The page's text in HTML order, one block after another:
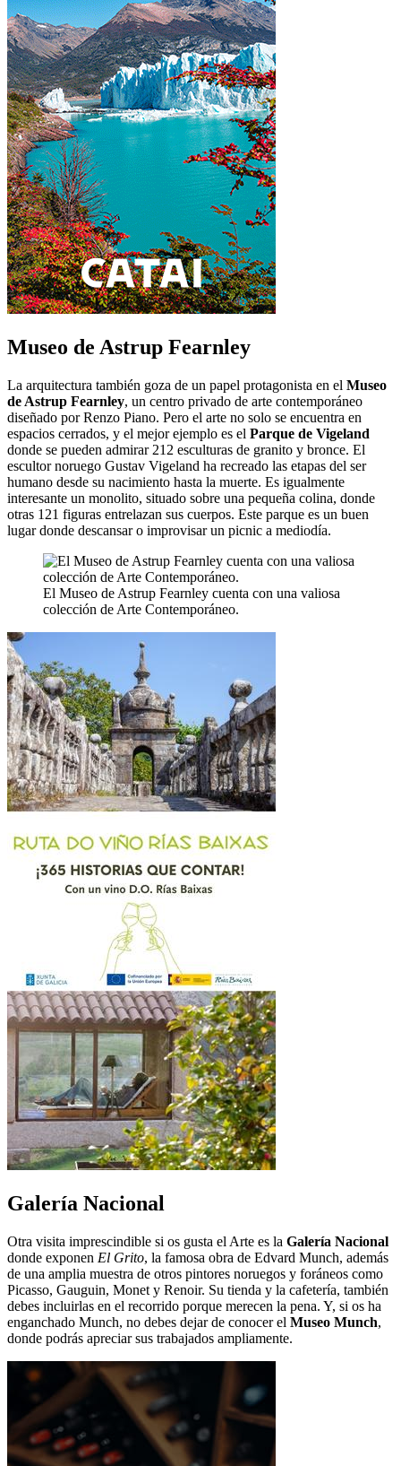
Museo de Astrup Fearnley
La arquitectura también goza de un papel protagonista en el Museo
de Astrup Fearnley, un centro privado de arte contemporáneo
diseñado por Renzo Piano. Pero el arte no solo se encuentra en
espacios cerrados, y el mejor ejemplo es el Parque de Vigeland
donde se pueden admirar 212 esculturas de granito y bronce. El
escultor noruego Gustav Vigeland ha recreado las etapas del ser
humano desde su nacimiento hasta la muerte. Es igualmente
interesante un monolito, situado sobre una pequeña colina, donde
otras 121 figuras entrelazan sus cuerpos. Este parque es un buen
lugar donde descansar o improvisar un picnic a mediodía.
El Museo de Astrup Fearnley cuenta con una valiosa
colección de Arte Contemporáneo.
Galería Nacional
Otra visita imprescindible si os gusta el Arte es la Galería Nacional
donde exponen El Grito, la famosa obra de Edvard Munch, además
de una amplia muestra de otros pintores noruegos y foráneos como
Picasso, Gauguin, Monet y Renoir. Su tienda y la cafetería, también
debes incluirlas en el recorrido porque merecen la pena. Y, si os ha
enganchado Munch, no debes dejar de conocer el Museo Munch,
donde podrás apreciar sus trabajados ampliamente.